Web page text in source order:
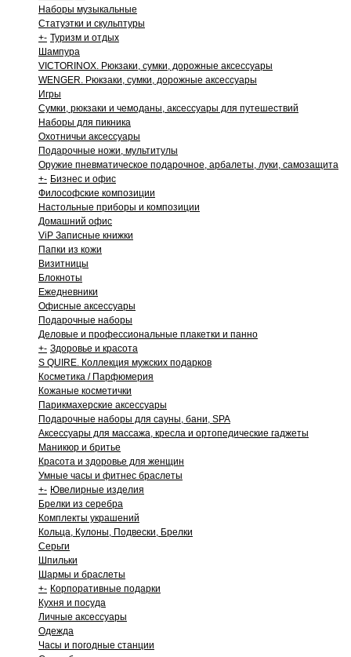
Наборы музыкальные
Статуэтки и скульптуры
+- Туризм и отдых
Шампура
VICTORINOX. Рюкзаки, сумки, дорожные аксессуары
WENGER. Рюкзаки, сумки, дорожные аксессуары
Игры
Сумки, рюкзаки и чемоданы, аксессуары для путешествий
Наборы для пикника
Охотничьи аксессуары
Подарочные ножи, мультитулы
Оружие пневматическое подарочное, арбалеты, луки, самозащита
+- Бизнес и офис
Философские композиции
Настольные приборы и композиции
Домашний офис
ViP Записные книжки
Папки из кожи
Визитницы
Блокноты
Ежедневники
Офисные аксессуары
Подарочные наборы
Деловые и профессиональные плакетки и панно
+- Здоровье и красота
S QUIRE. Коллекция мужских подарков
Косметика / Парфюмерия
Кожаные косметички
Парикмахерские аксессуары
Подарочные наборы для сауны, бани, SPA
Аксессуары для массажа, кресла и ортопедические гаджеты
Маникюр и бритье
Красота и здоровье для женщин
Умные часы и фитнес браслеты
+- Ювелирные изделия
Брелки из серебра
Комплекты украшений
Кольца, Кулоны, Подвески, Брелки
Серьги
Шпильки
Шармы и браслеты
+- Корпоративные подарки
Кухня и посуда
Личные аксессуары
Одежда
Часы и погодные станции